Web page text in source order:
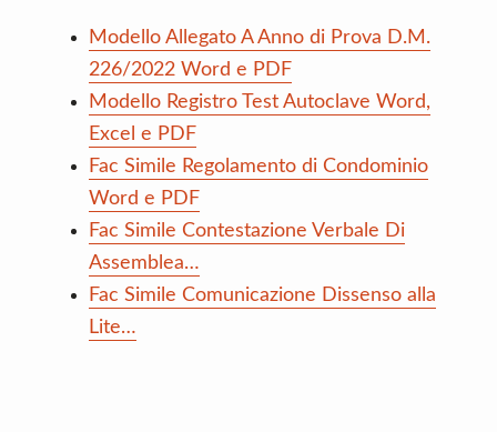
Modello Allegato A Anno di Prova D.M.
226/2022 Word e PDF
Modello Registro Test Autoclave Word,
Excel e PDF
Fac Simile Regolamento di Condominio
Word e PDF
Fac Simile Contestazione Verbale Di
Assemblea…
Fac Simile Comunicazione Dissenso alla
Lite…